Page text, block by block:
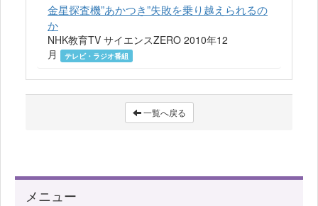
金星探査機”あかつき”失敗を乗り越えられるの
か
NHK教育TV サイエンスZERO 2010年12
月
テレビ・ラジオ番組
一覧へ戻る
メニュー